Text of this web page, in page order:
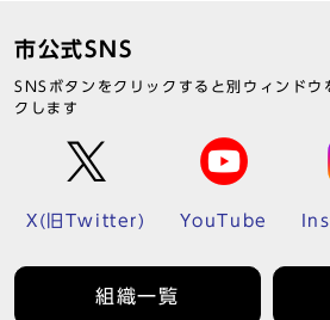
市公式SNS
SNSボタンをクリックすると別ウィンドウ
クします
X(旧Twitter) YouTube
組織一覧